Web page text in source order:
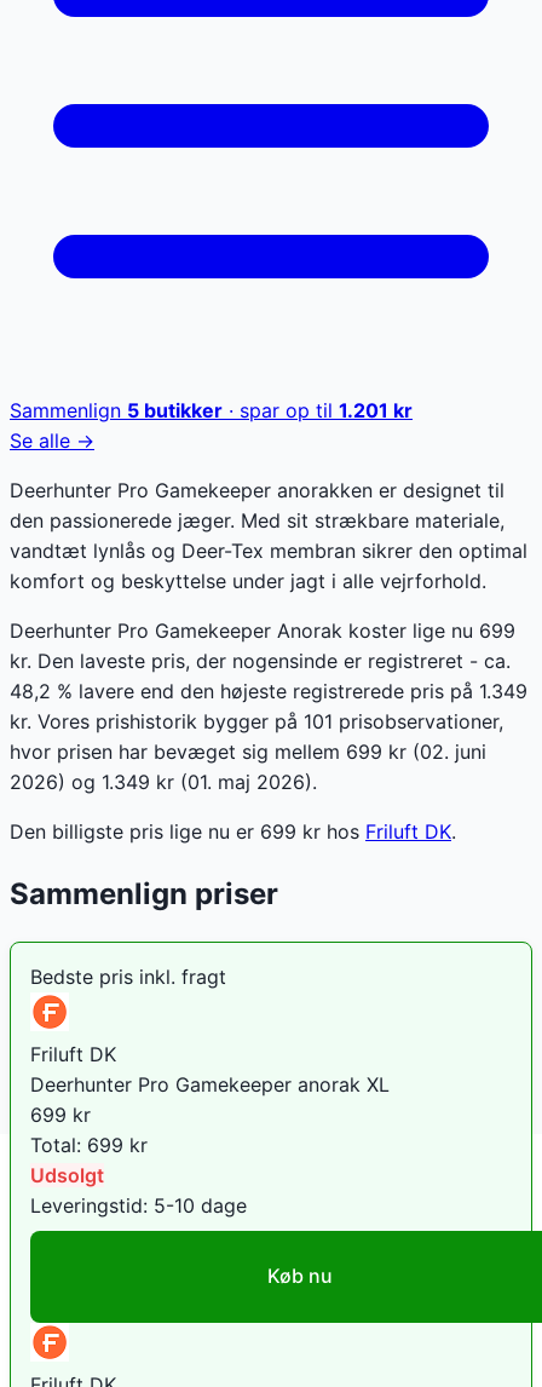
Sammenlign 5 butikker · spar op til 1.201 kr
Se alle →
Deerhunter Pro Gamekeeper anorakken er designet til
den passionerede jæger. Med sit strækbare materiale,
vandtæt lynlås og Deer-Tex membran sikrer den optimal
komfort og beskyttelse under jagt i alle vejrforhold.
Deerhunter Pro Gamekeeper Anorak koster lige nu 699
kr. Den laveste pris, der nogensinde er registreret - ca.
48,2 % lavere end den højeste registrerede pris på 1.349
kr. Vores prishistorik bygger på 101 prisobservationer,
hvor prisen har bevæget sig mellem 699 kr (02. juni
2026) og 1.349 kr (01. maj 2026).
Den billigste pris lige nu er 699 kr hos Friluft DK.
Sammenlign priser
Bedste pris inkl. fragt
Friluft DK
Deerhunter Pro Gamekeeper anorak XL
699 kr
Total: 699 kr
Udsolgt
Leveringstid: 5-10 dage
Køb nu